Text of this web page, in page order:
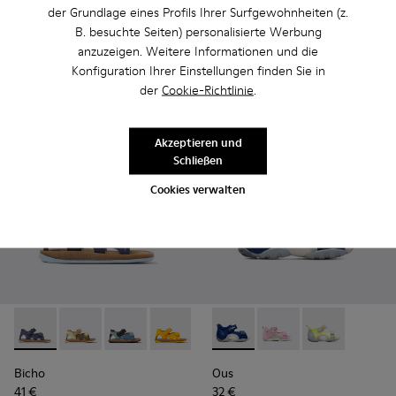
der Grundlage eines Profils Ihrer Surfgewohnheiten (z.
B. besuchte Seiten) personalisierte Werbung
anzuzeigen. Weitere Informationen und die
Konfiguration Ihrer Einstellungen finden Sie in
der Cookie-Richtlinie.
Cookies verwalten
Akzeptieren und
Schließen
69 € - 75 € -40%
Endpreis je nach Größe
Hinzufügen
65 € -40%
Hinzufügen
Bicho - K800362-010 - Marineblaue Kindersandale aus
Bicho - K800362-015
Bicho - K800362-014
Bicho - K800362-011
Bicho - K800362-008 - Blaue
Bicho - K800362-007
Bicho -Bicho -
Bicho
41 €
Ous - K800368-002 - Blue
Ous - K800368-008
Ous -
Ous
32 €